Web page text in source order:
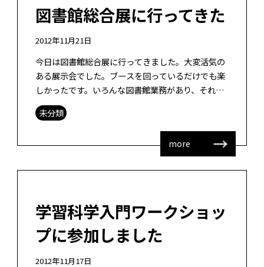
図書館総合展に行ってきた
2012年11月21日
今日は図書館総合展に行ってきました。大変活気の
ある展示会でした。ブースを回っているだけでも楽
しかったです。いろんな図書館業務があり、それぞ
れにソリューションってあるんだなと実感しまし
た。私たちが普段、あまり意識していない […]
未分類
more
学習科学入門ワークショッ
プに参加しました
2012年11月17日